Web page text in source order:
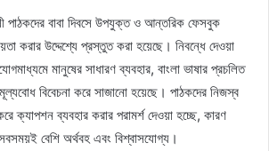
পাঠকদের বাবা দিবসে উপযুক্ত ও আন্তরিক ফেসবুক
করার উদ্দেশ্যে প্রস্তুত করা হয়েছে। নিবন্ধে দেওয়া
মানুষের সাধারণ ব্যবহার, বাংলা ভাষার প্রচলিত
মূল্যবোধ বিবেচনা করে সাজানো হয়েছে। পাঠকদের নিজস্ব
ক্যাপশন ব্যবহার করার পরামর্শ দেওয়া হচ্ছে, কারণ
বেশি অর্থবহ এবং বিশ্বাসযোগ্য।